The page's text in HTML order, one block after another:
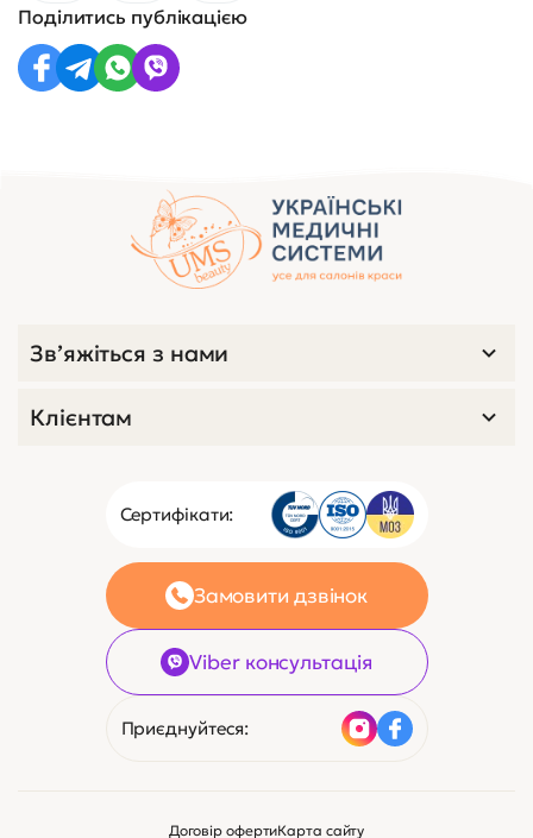
Поділитись публікацією
Сертифікати:
Замовити дзвінок
Viber консультація
Приєднуйтеся:
Зв’яжіться з нами
Клієнтам
Договір офертиКарта сайту